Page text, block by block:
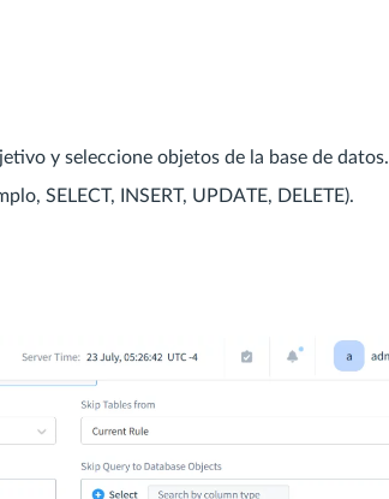
y seleccione objetos de la base de datos.
SELECT, INSERT, UPDATE, DELETE).